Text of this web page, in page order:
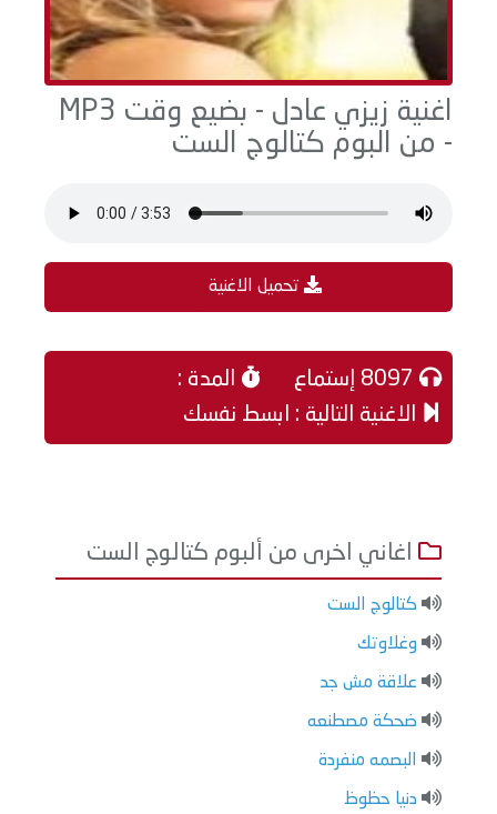
اغنية زيزي عادل - بضيع وقت MP3
- من البوم كتالوج الست
تحميل الاغنية
المدة :
الاغنية التالية : ابسط نفسك
اغاني اخرى من ألبوم كتالوج الست
كتالوج الست
وغلاوتك
علاقة مش جد
ضحكة مصطنعه
البصمه منفردة
دنيا حظوظ